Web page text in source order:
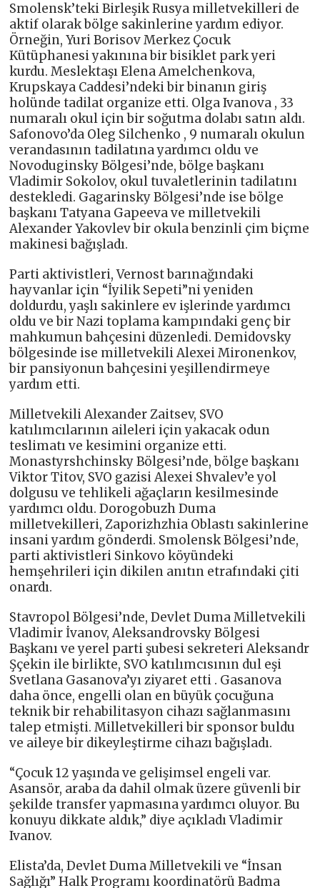
Smolensk’teki Birleşik Rusya milletvekilleri de
aktif olarak bölge sakinlerine yardım ediyor.
Örneğin, Yuri Borisov Merkez Çocuk
Kütüphanesi yakınına bir bisiklet park yeri
kurdu. Meslektaşı Elena Amelchenkova,
Krupskaya Caddesi’ndeki bir binanın giriş
holünde tadilat organize etti. Olga Ivanova , 33
numaralı okul için bir soğutma dolabı satın aldı.
Safonovo’da Oleg Silchenko , 9 numaralı okulun
verandasının tadilatına yardımcı oldu ve
Novoduginsky Bölgesi’nde, bölge başkanı
Vladimir Sokolov, okul tuvaletlerinin tadilatını
destekledi. Gagarinsky Bölgesi’nde ise bölge
başkanı Tatyana Gapeeva ve milletvekili
Alexander Yakovlev bir okula benzinli çim biçme
makinesi bağışladı.
Parti aktivistleri, Vernost barınağındaki
hayvanlar için “İyilik Sepeti”ni yeniden
doldurdu, yaşlı sakinlere ev işlerinde yardımcı
oldu ve bir Nazi toplama kampındaki genç bir
mahkumun bahçesini düzenledi. Demidovsky
bölgesinde ise milletvekili Alexei Mironenkov,
bir pansiyonun bahçesini yeşillendirmeye
yardım etti.
Milletvekili Alexander Zaitsev, SVO
katılımcılarının aileleri için yakacak odun
teslimatı ve kesimini organize etti.
Monastyrshchinsky Bölgesi’nde, bölge başkanı
Viktor Titov, SVO gazisi Alexei Shvalev’e yol
dolgusu ve tehlikeli ağaçların kesilmesinde
yardımcı oldu. Dorogobuzh Duma
milletvekilleri, Zaporizhzhia Oblastı sakinlerine
insani yardım gönderdi. Smolensk Bölgesi’nde,
parti aktivistleri Sinkovo ​​köyündeki
hemşehrileri için dikilen anıtın etrafındaki çiti
onardı.
Stavropol Bölgesi’nde, Devlet Duma Milletvekili
Vladimir İvanov, Aleksandrovsky Bölgesi
Başkanı ve yerel parti şubesi sekreteri Aleksandr
Şçekin ile birlikte, SVO katılımcısının dul eşi
Svetlana Gasanova’yı ziyaret etti . Gasanova
daha önce, engelli olan en büyük çocuğuna
teknik bir rehabilitasyon cihazı sağlanmasını
talep etmişti. Milletvekilleri bir sponsor buldu
ve aileye bir dikeyleştirme cihazı bağışladı.
“Çocuk 12 yaşında ve gelişimsel engeli var.
Asansör, araba da dahil olmak üzere güvenli bir
şekilde transfer yapmasına yardımcı oluyor. Bu
konuyu dikkate aldık,” diye açıkladı Vladimir
Ivanov.
Elista’da, Devlet Duma Milletvekili ve “İnsan
Sağlığı” Halk Programı koordinatörü Badma